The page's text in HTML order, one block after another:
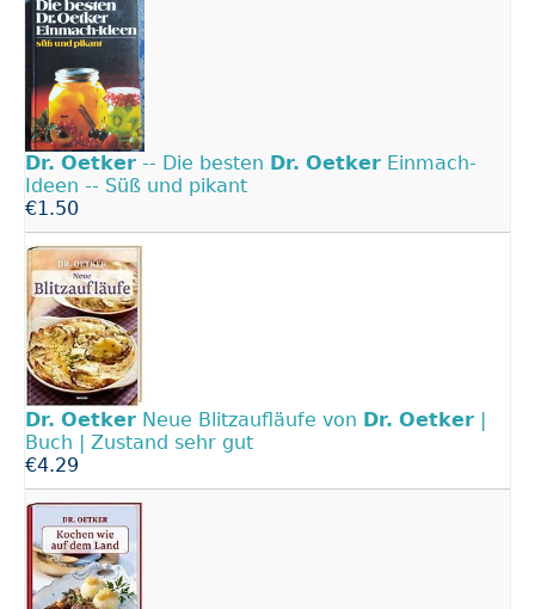
Dr. Oetker -- Die besten Dr. Oetker Einmach-
Ideen -- Süß und pikant
€1.50
Dr. Oetker Neue Blitzaufläufe von Dr. Oetker
Buch | Zustand sehr gut
€4.29